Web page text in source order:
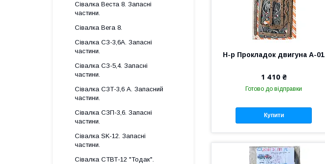
Н-р Прокладок двигуна А-01
1 410 ₴
Готово до відправки
Купити
Сівалка Веста 8. Запасні
частини.
Сівалка Вега 8.
Сівалка СЗ-3,6А. Запасні
частини.
Сівалка СЗ-5,4. Запасні
частини.
Сівалка СЗТ-3,6 А. Запасний
частини.
Сівалка СЗП-3,6. Запасні
частини.
Сівалка SK-12. Запасні
частини.
Сівалка СТВТ-12 "Тодак".